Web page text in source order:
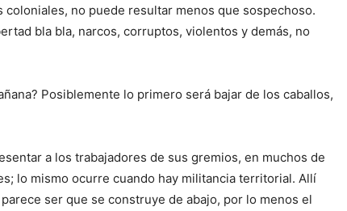
no puede resultar menos que sospechoso.
bla bla, narcos, corruptos, violentos y demás, no
Posiblemente lo primero será bajar de los caballos,
a los trabajadores de sus gremios, en muchos de
lo mismo ocurre cuando hay militancia territorial. Allí
ser que se construye de abajo, por lo menos el